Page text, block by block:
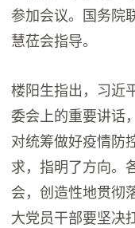
参加会议。国务院
慧莅会指导。
楼阳生指出，习近
委会上的重要讲话
对统筹做好疫情防
求，指明了方向。
会，创造性地贯彻
大党员干部要坚决